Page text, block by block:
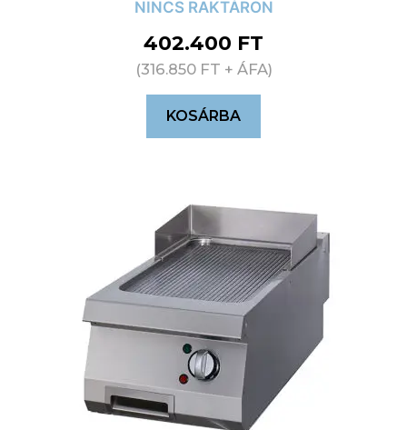
NINCS RAKTÁRON
402.400 FT
(316.850 FT + ÁFA)
KOSÁRBA